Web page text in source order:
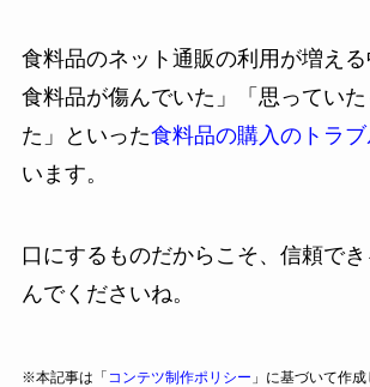
食料品のネット通販の利用が増え
食料品が傷んでいた」「思ってい
た」といった食料品の購入のトラ
います。
口にするものだからこそ、信頼で
んでくださいね。
※本記事は「 コンテツ制作ポリシー 」に基づいて作